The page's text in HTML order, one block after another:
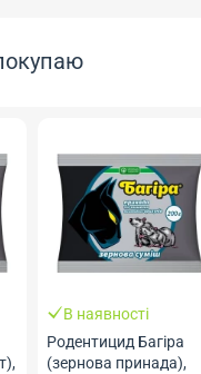
В наявності
Родентицид Багіра
(зернова принада),